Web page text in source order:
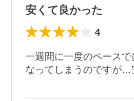
安くて良かった
4
一週間に一度のペースで
なってしまうのですが…